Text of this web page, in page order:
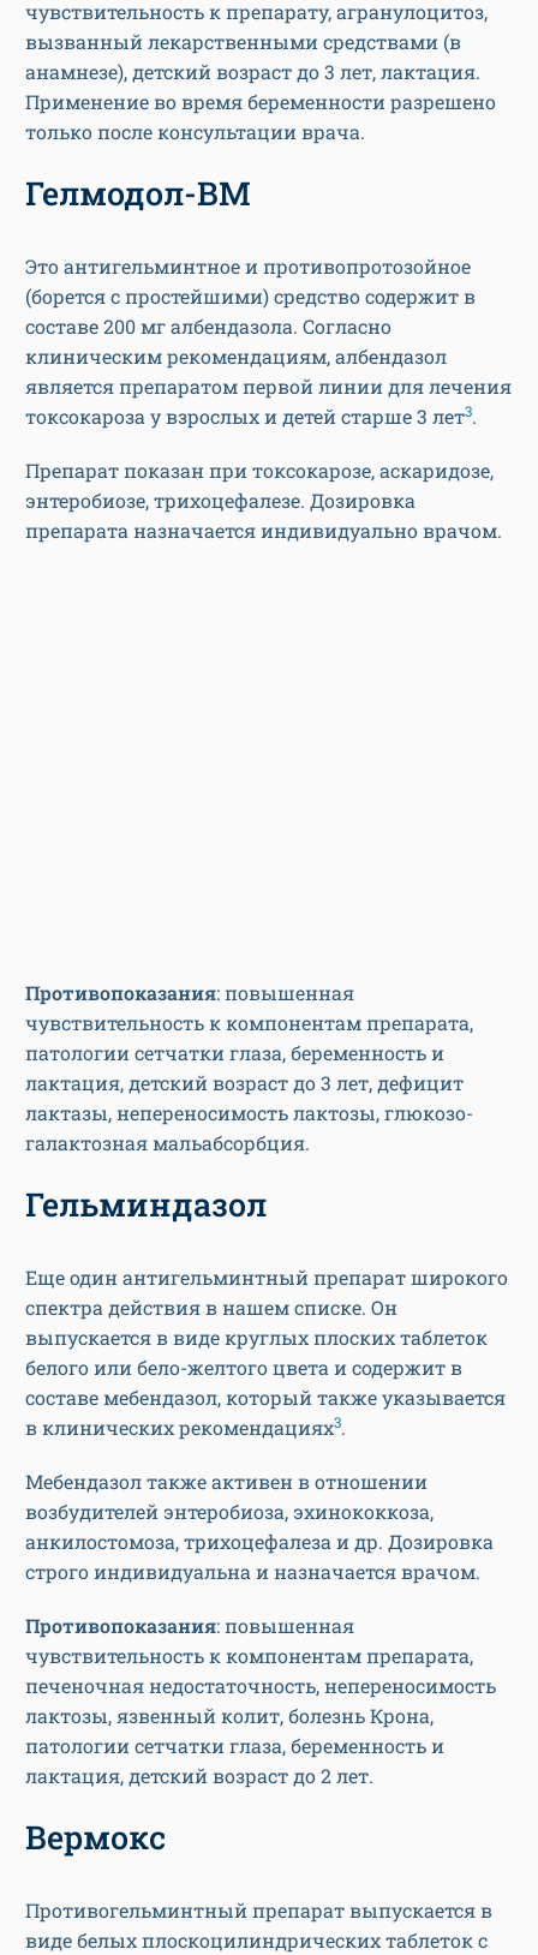
чувствительность к препарату, агранулоцитоз,
вызванный лекарственными средствами (в
анамнезе), детский возраст до 3 лет, лактация.
Применение во время беременности разрешено
только после консультации врача.
Гелмодол-ВМ
Это антигельминтное и противопротозойное
(борется с простейшими) средство содержит в
составе 200 мг албендазола. Согласно
клиническим рекомендациям, албендазол
является препаратом первой линии для лечения
токсокароза у взрослых и детей старше 3 лет3.
Препарат показан при токсокарозе, аскаридозе,
энтеробиозе, трихоцефалезе. Дозировка
препарата назначается индивидуально врачом.
Противопоказания: повышенная
чувствительность к компонентам препарата,
патологии сетчатки глаза, беременность и
лактация, детский возраст до 3 лет, дефицит
лактазы, непереносимость лактозы, глюкозо-
галактозная мальабсорбция.
Гельминдазол
Еще один антигельминтный препарат широкого
спектра действия в нашем списке. Он
выпускается в виде круглых плоских таблеток
белого или бело-желтого цвета и содержит в
составе мебендазол, который также указывается
в клинических рекомендациях3.
Мебендазол также активен в отношении
возбудителей энтеробиоза, эхинококкоза,
анкилостомоза, трихоцефалеза и др. Дозировка
строго индивидуальна и назначается врачом.
Противопоказания: повышенная
чувствительность к компонентам препарата,
печеночная недостаточность, непереносимость
лактозы, язвенный колит, болезнь Крона,
патологии сетчатки глаза, беременность и
лактация, детский возраст до 2 лет.
Вермокс
Противогельминтный препарат выпускается в
виде белых плоскоцилиндрических таблеток с